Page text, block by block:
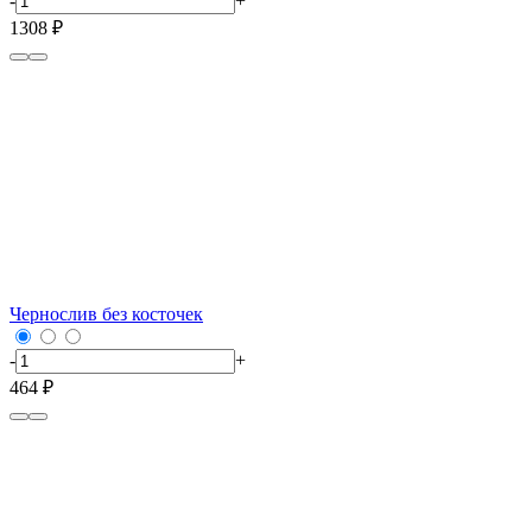
1308 ₽
Чернослив без косточек
-
+
464 ₽